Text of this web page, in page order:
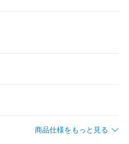
商品仕様をもっと見る